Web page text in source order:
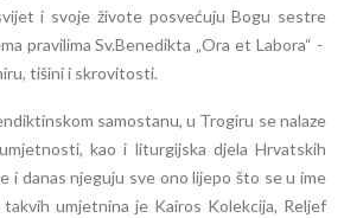
i svoje živote posvećuju Bogu sestre
pravilima Sv.Benedikta „Ora et Labora“ -
tišini i skrovitosti.
samostanu, u Trogiru se nalaze
kao i liturgijska djela Hrvatskih
i danas njeguju sve ono lijepo što se u ime
umjetnina je Kairos Kolekcija, Reljef